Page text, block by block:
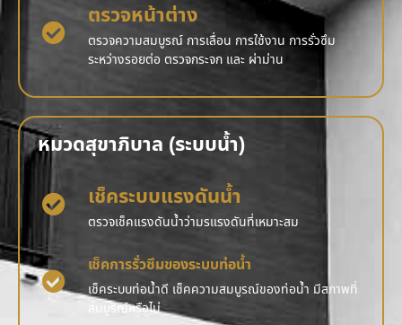
ตรวจหน้าต่าง
ตรวจความสมบูรณ์ การเลื่อน การใช้งาน การรั่วซึม
ระหว่างรอยต่อ ตรวจกระจก และ ผ่าม่าน
หมวดสุขาภิบาล (ระบบน้ำ)
เช็คระบบแรงดันน้ำ
ตรวจเช็คแรงดันน้ำว่ามรแรงดันที่เหมาะสม
เช็คการรั่วซึมของระบบท่อน้ำ
เช็คระบบท่อน้ำดี เช็คความสมบูรณ์ของท่อน้ำ มีสภาพที่
สมบูรณ์หรือไม่